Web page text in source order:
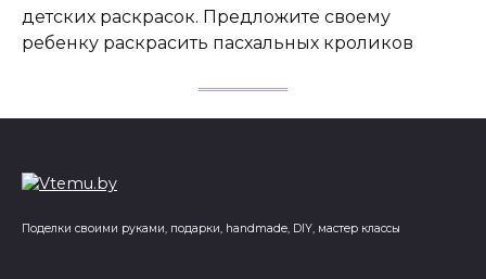
детских раскрасок. Предложите своему
ребенку раскрасить пасхальных кроликов
Поделки своими руками, подарки, handmade, DIY, мастер классы